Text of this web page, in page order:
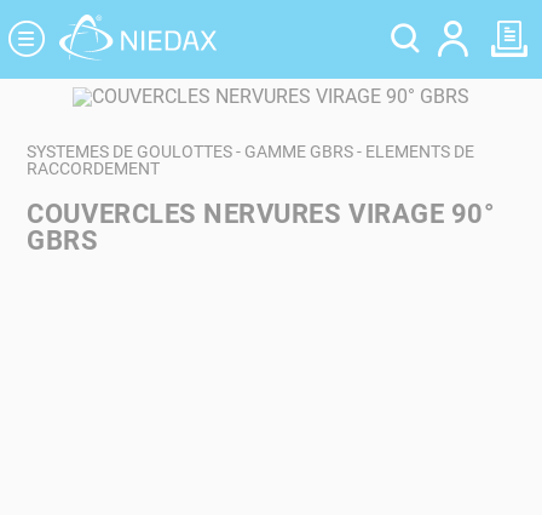
SYSTEMES DE GOULOTTES - GAMME GBRS - ELEMENTS DE
RACCORDEMENT
COUVERCLES NERVURES VIRAGE 90°
GBRS
Panneau de gestion des cookies